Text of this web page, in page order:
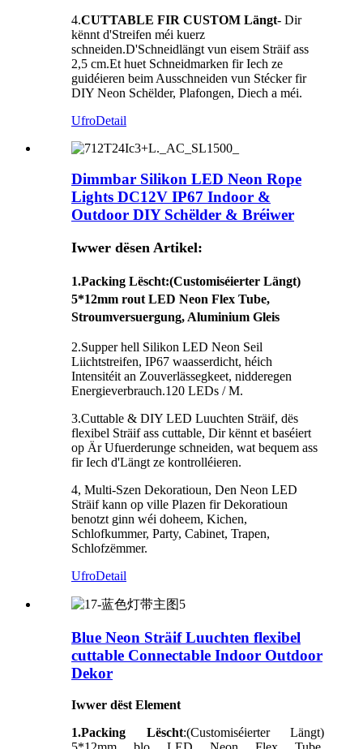
4.CUTTABLE FIR CUSTOM Längt- Dir
kënnt d'Streifen méi kuerz
schneiden.D'Schneidlängt vun eisem Sträif ass
2,5 cm.Et huet Schneidmarken fir Iech ze
guidéieren beim Ausschneiden vun Stécker fir
DIY Neon Schëlder, Plafongen, Diech a méi.
UfroDetail
Dimmbar Silikon LED Neon Rope
Lights DC12V IP67 Indoor &
Outdoor DIY Schëlder & Bréiwer
Iwwer dësen Artikel:
1.Packing Lëscht:(Customiséierter Längt)
5*12mm rout LED Neon Flex Tube,
Stroumversuergung, Aluminium Gleis
2.Supper hell Silikon LED Neon Seil
Liichtstreifen, IP67 waasserdicht, héich
Intensitéit an Zouverlässegkeet, nidderegen
Energieverbrauch.120 LEDs / M.
3.Cuttable & DIY LED Luuchten Sträif, dës
flexibel Sträif ass cuttable, Dir kënnt et baséiert
op Är Ufuerderunge schneiden, wat bequem ass
fir Iech d'Längt ze kontrolléieren.
4, Multi-Szen Dekoratioun, Den Neon LED
Sträif kann op ville Plazen fir Dekoratioun
benotzt ginn wéi doheem, Kichen,
Schlofkummer, Party, Cabinet, Trapen,
Schlofzëmmer.
UfroDetail
Blue Neon Sträif Luuchten flexibel
cuttable Connectable Indoor Outdoor
Dekor
Iwwer dëst Element
1.Packing Lëscht:(Customiséierter Längt)